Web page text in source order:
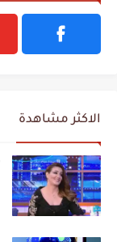
الاكثر مشاهدة